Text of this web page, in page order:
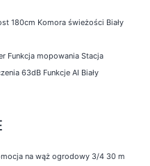
180cm Komora świeżości Biały
Funkcja mopowania Stacja
63dB Funkcje AI Biały
na wąż ogrodowy 3/4 30 m